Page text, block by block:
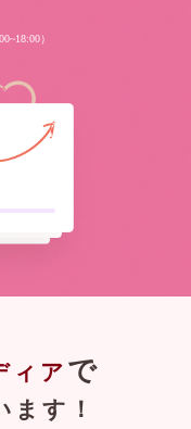
）
ィア で
ます！